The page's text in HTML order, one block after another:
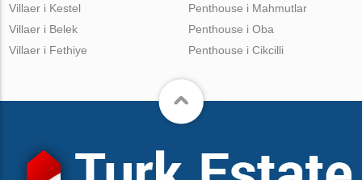
Villaer i Kestel
Villaer i Belek
Villaer i Fethiye
Penthouse i Mahmutlar
Penthouse i Oba
Penthouse i Cikcilli